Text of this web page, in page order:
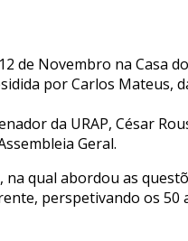
de Novembro na Casa
por Carlos Mateus,
da URAP, César
Geral.
qual abordou as
perspetivando os 50